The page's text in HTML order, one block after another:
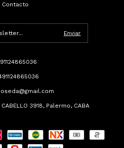
Contacto
3918, Palermo, CABA